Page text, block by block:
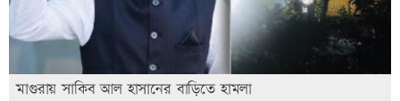
মাগুরায় সাকিব আল হাসানের বাড়িতে হামলা